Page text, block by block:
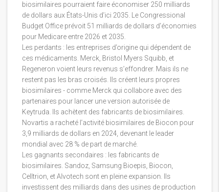
biosimilaires pourraient faire économiser 250 milliards
de dollars aux États-Unis d’ici 2035. Le Congressional
Budget Office prévoit 51 milliards de dollars d’économies
pour Medicare entre 2026 et 2035.
Les perdants : les entreprises d’origine qui dépendent de
ces médicaments. Merck, Bristol Myers Squibb, et
Regeneron voient leurs revenus s’effondrer. Mais ils ne
restent pas les bras croisés. Ils créent leurs propres
biosimilaires - comme Merck qui collabore avec des
partenaires pour lancer une version autorisée de
Keytruda. Ils achètent des fabricants de biosimilaires.
Novartis a racheté l’activité biosimilaires de Biocon pour
3,9 milliards de dollars en 2024, devenant le leader
mondial avec 28 % de part de marché.
Les gagnants secondaires : les fabricants de
biosimilaires. Sandoz, Samsung Bioepis, Biocon,
Celltrion, et Alvotech sont en pleine expansion. Ils
investissent des milliards dans des usines de production